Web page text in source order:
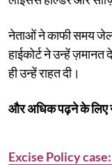
नेताओं ने काफी समय जेल
हाईकोर्ट ने उन्हें ज़मानत
ही उन्हें राहत दी।
और अधिक पढ़ने के लिए
Excise Policy